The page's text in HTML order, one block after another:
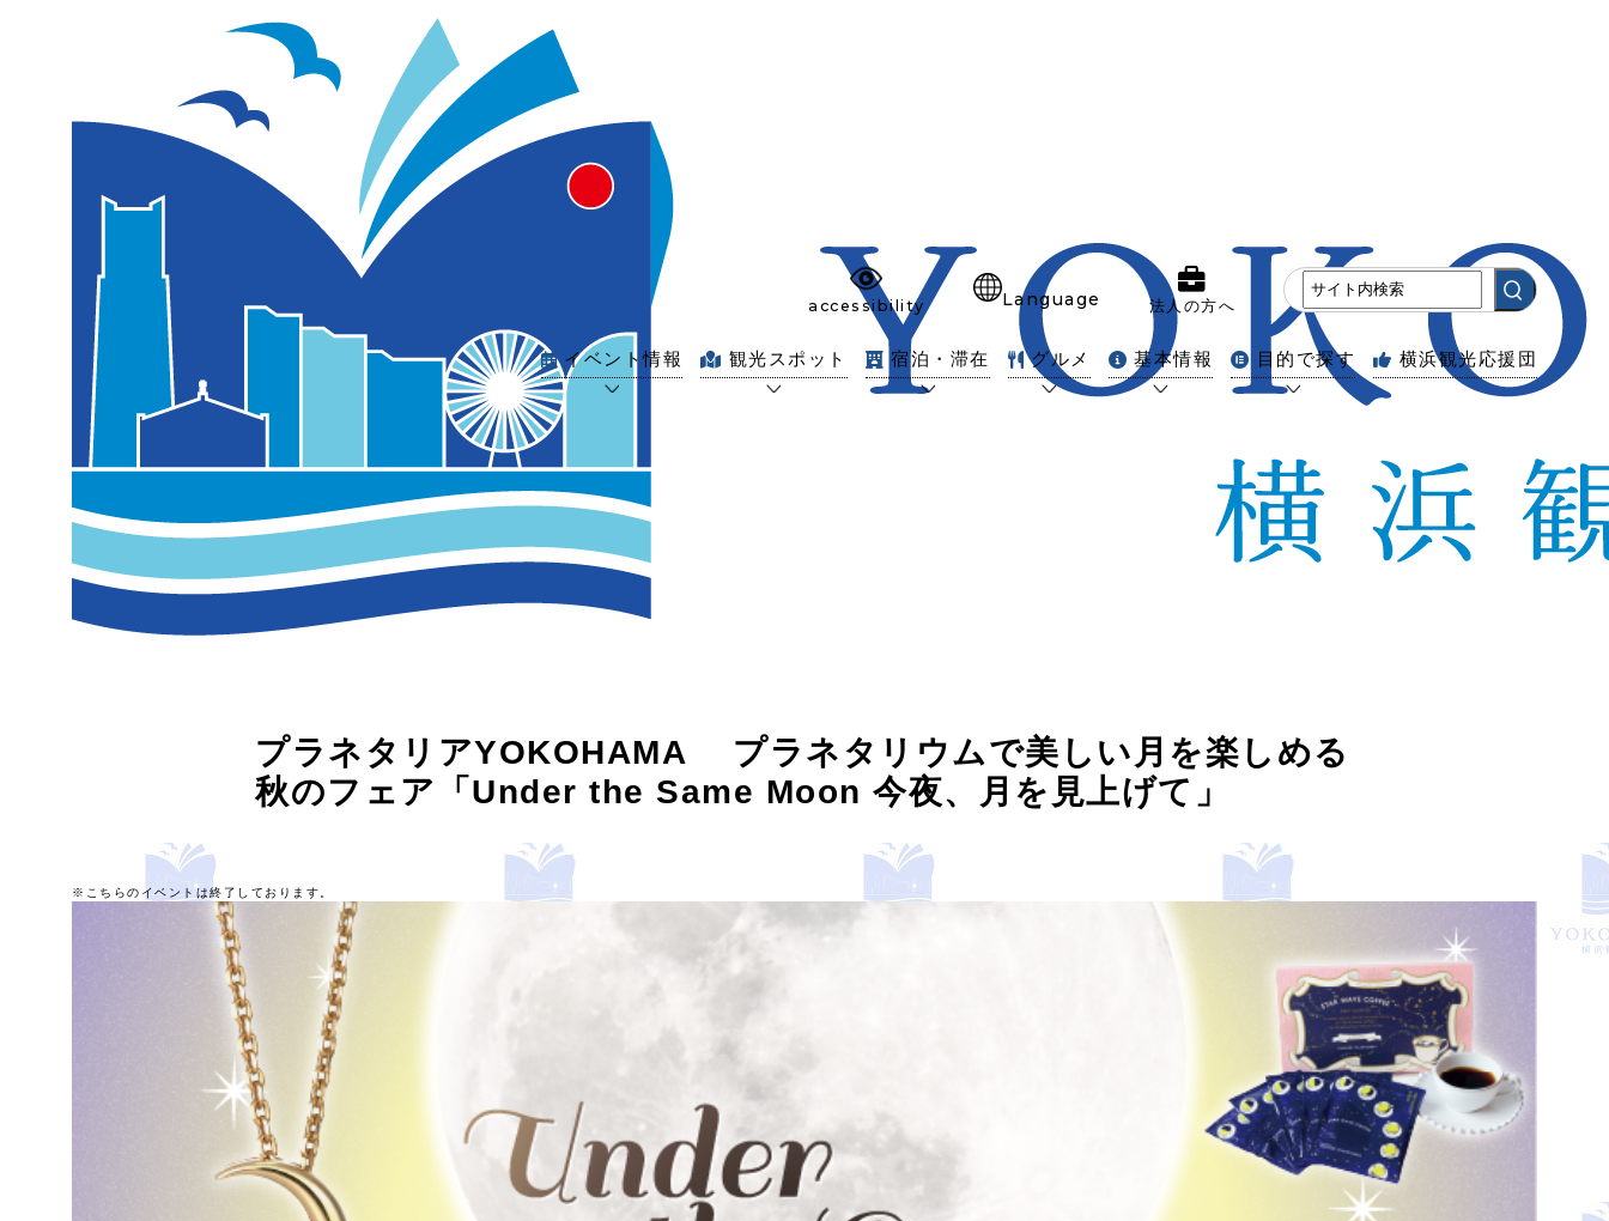
accessibility
Language
法人の方へ
イベント情報 観光スポット 宿泊・滞在 グルメ 基本情報 目的で探す 横浜観光応援団
プラネタリアYOKOHAMA プラネタリウムで美しい月を楽しめる
秋のフェア「Under the Same Moon 今夜、月を見上げて」
※こちらのイベントは終了しております。